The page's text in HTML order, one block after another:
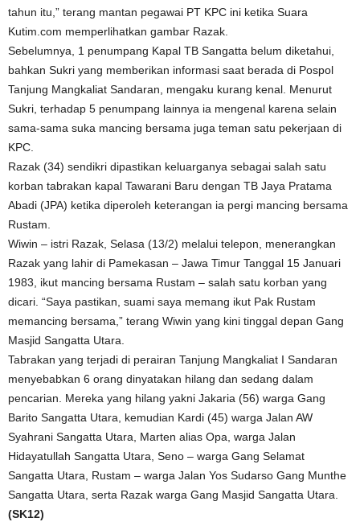
tahun itu,” terang mantan pegawai PT KPC ini ketika Suara
Kutim.com memperlihatkan gambar Razak.
Sebelumnya, 1 penumpang Kapal TB Sangatta belum diketahui,
bahkan Sukri yang memberikan informasi saat berada di Pospol
Tanjung Mangkaliat Sandaran, mengaku kurang kenal. Menurut
Sukri, terhadap 5 penumpang lainnya ia mengenal karena selain
sama-sama suka mancing bersama juga teman satu pekerjaan di
KPC.
Razak (34) sendikri dipastikan keluarganya sebagai salah satu
korban tabrakan kapal Tawarani Baru dengan TB Jaya Pratama
Abadi (JPA) ketika diperoleh keterangan ia pergi mancing bersama
Rustam.
Wiwin – istri Razak, Selasa (13/2) melalui telepon, menerangkan
Razak yang lahir di Pamekasan – Jawa Timur Tanggal 15 Januari
1983, ikut mancing bersama Rustam – salah satu korban yang
dicari. “Saya pastikan, suami saya memang ikut Pak Rustam
memancing bersama,” terang Wiwin yang kini tinggal depan Gang
Masjid Sangatta Utara.
Tabrakan yang terjadi di perairan Tanjung Mangkaliat I Sandaran
menyebabkan 6 orang dinyatakan hilang dan sedang dalam
pencarian. Mereka yang hilang yakni Jakaria (56) warga Gang
Barito Sangatta Utara, kemudian Kardi (45) warga Jalan AW
Syahrani Sangatta Utara, Marten alias Opa, warga Jalan
Hidayatullah Sangatta Utara, Seno – warga Gang Selamat
Sangatta Utara, Rustam – warga Jalan Yos Sudarso Gang Munthe
Sangatta Utara, serta Razak warga Gang Masjid Sangatta Utara.
(SK12)